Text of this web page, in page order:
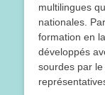
multilingues
nationales.
formation en
développés
sourdes par